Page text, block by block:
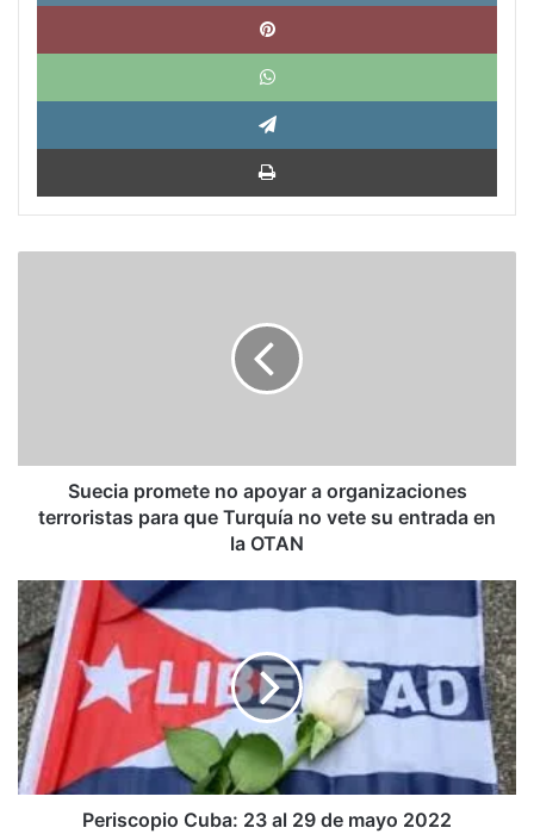
que
Turquía
entrada
en
la
OTAN
Suecia promete no apoyar a organizaciones
terroristas para que Turquía no vete su entrada en
la OTAN
Periscopio
Cuba:
23
al
29
de
mayo
2022
Periscopio Cuba: 23 al 29 de mayo 2022